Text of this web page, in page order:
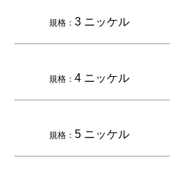
規格： 3 ニッケル
規格： 4 ニッケル
規格： 5 ニッケル